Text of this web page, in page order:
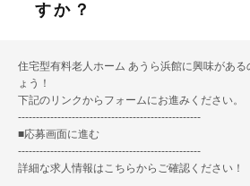
すか？
住宅型有料老人ホーム あうら浜館に興味があ
ょう！
下記のリンクからフォームにお進みください。
---------------------------------------------------
■応募画面に進む
---------------------------------------------------
詳細な求人情報はこちらからご確認ください！